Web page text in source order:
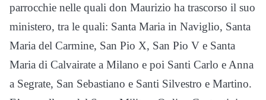
parrocchie nelle quali don Maurizio ha trascorso il suo
ministero, tra le quali: Santa Maria in Naviglio, Santa
Maria del Carmine, San Pio X, San Pio V e Santa
Maria di Calvairate a Milano e poi Santi Carlo e Anna
a Segrate, San Sebastiano e Santi Silvestro e Martino.